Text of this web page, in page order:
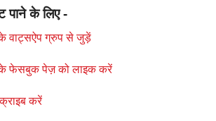
के लिए -
के वाट्सऐप ग्रुप से जुड़ें
के फेसबुक पेज़ को लाइक करें
करें